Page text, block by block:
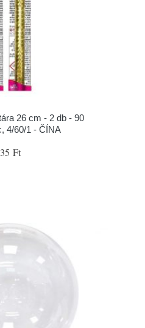
26 cm - 2 db - 90
4/60/1 - ČÍNA
Ft